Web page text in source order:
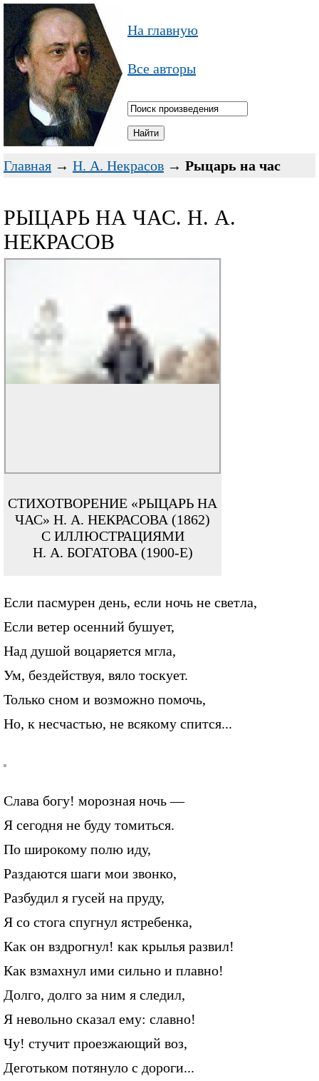
На главную
Все авторы
Главная → Н. А. Некрасов → Рыцарь на час
РЫЦАРЬ НА ЧАС. Н. А.
НЕКРАСОВ
СТИХОТВОРЕНИЕ «РЫЦАРЬ НА
ЧАС» Н. А. НЕКРАСОВА (1862)
С ИЛЛЮСТРАЦИЯМИ
Н. А. БОГАТОВА (1900-Е)
Если пасмурен день, если ночь не светла,
Если ветер осенний бушует,
Над душой воцаряется мгла,
Ум, бездействуя, вяло тоскует.
Только сном и возможно помочь,
Но, к несчастью, не всякому спится...
Слава богу! морозная ночь —
Я сегодня не буду томиться.
По широкому полю иду,
Раздаются шаги мои звонко,
Разбудил я гусей на пруду,
Я со стога спугнул ястребенка,
Как он вздрогнул! как крылья развил!
Как взмахнул ими сильно и плавно!
Долго, долго за ним я следил,
Я невольно сказал ему: славно!
Чу! стучит проезжающий воз,
Деготьком потянуло с дороги...